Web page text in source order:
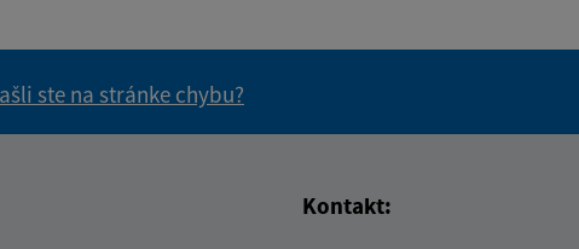
ste na stránke chybu?
Kontakt: